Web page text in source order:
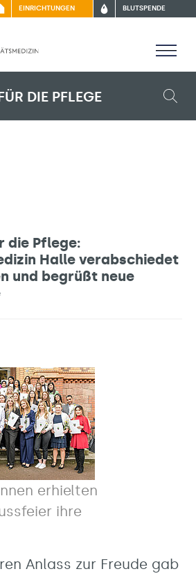
EINRICHTUNGEN BLUTSPENDE
DIE PFLEGE
die Pflege:
Halle verabschiedet
und begrüßt neue
erhielten
ihre
Anlass zur Freude gab